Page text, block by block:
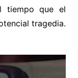
tiempo que el
tragedia.